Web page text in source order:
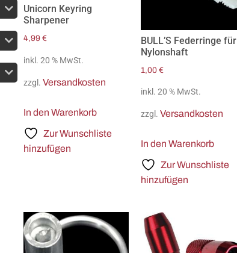
Unicorn Keyring
Sharpener
4,99 €
inkl. 20 % MwSt.
zzgl. Versandkosten
In den Warenkorb
Zur Wunschliste
hinzufügen
BULL’S Federringe für
Nylonshaft
1,00 €
inkl. 20 % MwSt.
zzgl. Versandkosten
In den Warenkorb
Zur Wunschliste
hinzufügen